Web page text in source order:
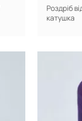
Роздріб
катушка